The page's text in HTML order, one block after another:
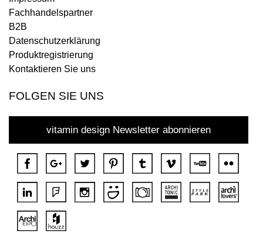
Fachhandelspartner
B2B
Datenschutzerklärung
Produktregistrierung
Kontaktieren Sie uns
FOLGEN SIE UNS
vitamin design Newsletter abonnieren